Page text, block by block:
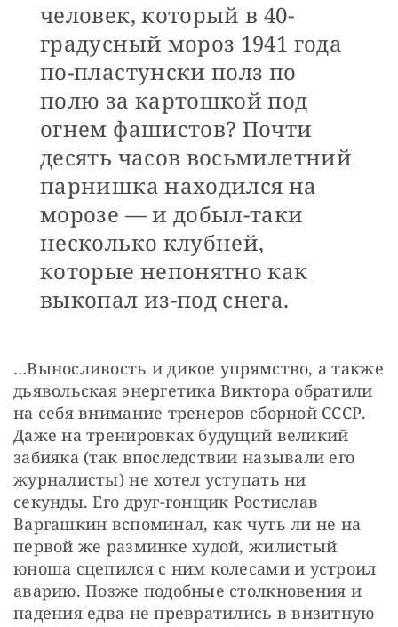
человек, который в 40-
градусный мороз 1941 года
по-пластунски полз по
полю за картошкой под
огнем фашистов? Почти
десять часов восьмилетний
парнишка находился на
морозе — и добыл-таки
несколько клубней,
которые непонятно как
выкопал из-под снега.
…Выносливость и дикое упрямство, а также
дьявольская энергетика Виктора обратили
на себя внимание тренеров сборной СССР.
Даже на тренировках будущий великий
забияка (так впоследствии называли его
журналисты) не хотел уступать ни
секунды. Его друг-гонщик Ростислав
Варгашкин вспоминал, как чуть ли не на
первой же разминке худой, жилистый
юноша сцепился с ним колесами и устроил
аварию. Позже подобные столкновения и
падения едва не превратились в визитную